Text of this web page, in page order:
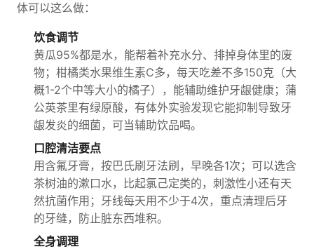
体可以这么做：
饮食调节
黄瓜95%都是水，能帮着补充水分、排掉身体里的废
物；柑橘类水果维生素C多，每天吃差不多150克（大
概1-2个中等大小的橘子），能辅助维护牙龈健康；蒲
公英茶里有绿原酸，有体外实验发现它能抑制导致牙
龈发炎的细菌，可当辅助饮品喝。
口腔清洁要点
用含氟牙膏，按巴氏刷牙法刷，早晚各1次；可以选含
茶树油的漱口水，比起氯己定类的，刺激性小还有天
然抗菌作用；牙线每天用不少于4次，重点清理后牙
的牙缝，防止脏东西堆积。
全身调理